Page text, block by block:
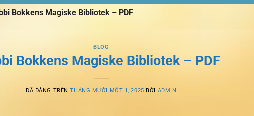
Bokkens Magiske Bibliotek – PDF
BLOG
Bokkens Magiske Bibliotek – PDF
ĐÃ ĐĂNG TRÊNTHÁNG MƯỜI MỘT 1, 2025 BỞI ADMIN